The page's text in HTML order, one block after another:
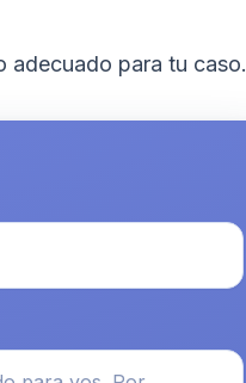
adecuado para tu caso.